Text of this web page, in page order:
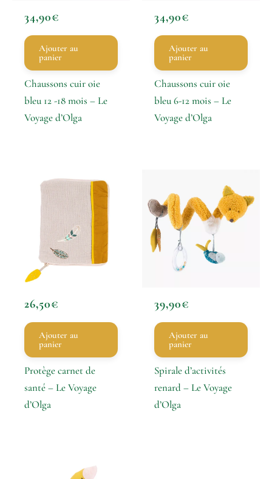
34,90€
Ajouter au
panier
Chaussons cuir oie
bleu 12 -18 mois – Le
Voyage d’Olga
34,90€
Ajouter au
panier
Chaussons cuir oie
bleu 6-12 mois – Le
Voyage d’Olga
26,50€
Ajouter au
panier
Protège carnet de
santé – Le Voyage
d’Olga
39,90€
Ajouter au
panier
Spirale d’activités
renard – Le Voyage
d’Olga